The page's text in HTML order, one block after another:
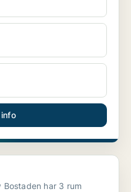
Lägenhet att hyra i Kungälv Bostaden har 3 rum